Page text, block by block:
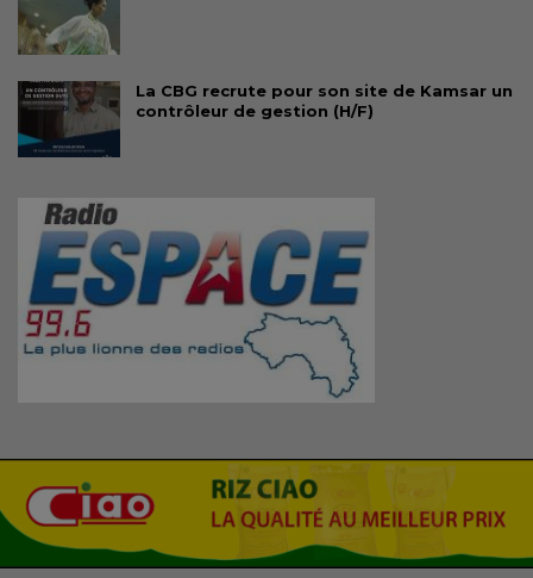
La CBG recrute pour son site de Kamsar un
contrôleur de gestion (H/F)